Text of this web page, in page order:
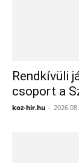
Rendkívüli
csoport a
koz-hir.hu -